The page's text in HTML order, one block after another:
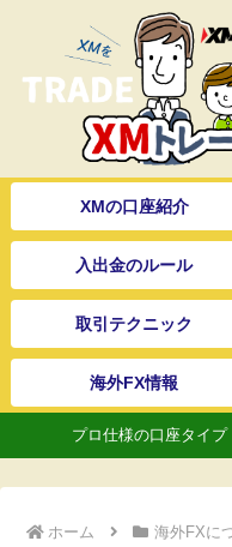
XMの口座紹介
入出金のルール
取引テクニック
海外FX情報
プロ仕様の口座タイ
ホーム 海外FXに